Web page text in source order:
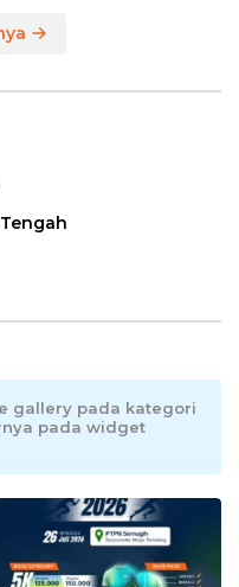
gallery pada kategori
pada widget